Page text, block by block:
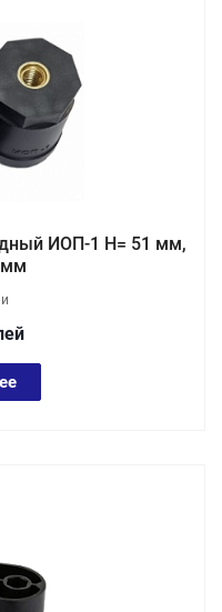
ИОП-1 Н= 51 мм,